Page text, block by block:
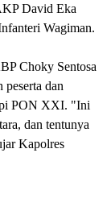
David Eka
Wagiman.
Choky Sentosa
peserta dan
PON XXI. "Ini
dan tentunya
Kapolres